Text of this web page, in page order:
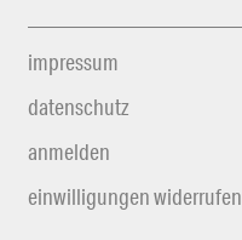
impressum
datenschutz
anmelden
einwilligungen widerrufen